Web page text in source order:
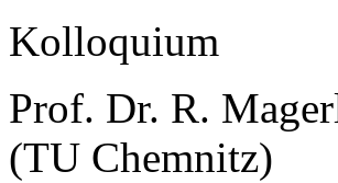
Kolloquium
Prof. Dr. R.
(TU Chemnitz)